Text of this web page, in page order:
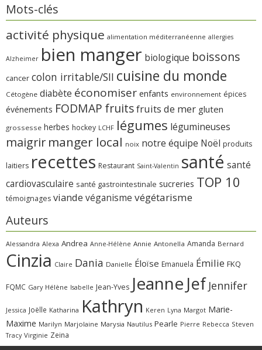
Mots-clés
activité physique alimentation méditerranéenne allergies
Alzheimer bien manger biologique boissons
cancer colon irritable/SII cuisine du monde
Cétogène diabète économiser enfants environnement épices
événements FODMAP fruitsfruits de mer gluten
grossesse herbes hockey LCHF légumes légumineuses
maigrir manger local noix notre équipe Noël produits
laitiers recettes Restaurant Saint-Valentin santé santé
cardiovasculaire santé gastrointestinale sucreries TOP 10
témoignages viande véganisme végétarisme
Auteurs
Alessandra Alexa Andrea Anne-Hélène Annie Antonella Amanda Bernard
Cinzia Claire Dania Danielle Éloïse Emanuela Émilie FKQ
FQMC Gary Hélène Isabelle Jean-Yves Jeanne Jef Jennifer
Jessica Joëlle Katharina Kathryn Keren Lyna Margot Marie-
Maxime Marilyn Marjolaine Marysia Nautilus Pearle Pierre Rebecca Steven
Tracy Virginie Zeina